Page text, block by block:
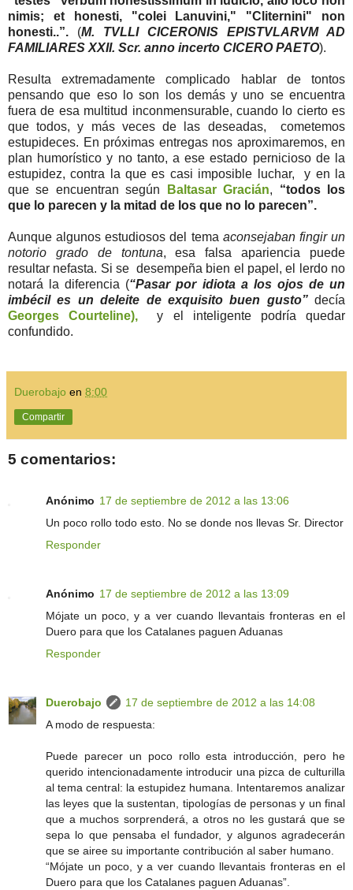
nimis; et honesti, "colei Lanuvini," "Cliternini" non
honesti..”. (M. TVLLI CICERONIS EPISTVLARVM AD
FAMILIARES XXII. Scr. anno incerto CICERO PAETO).
Resulta extremadamente complicado hablar de tontos
pensando que eso lo son los demás y uno se encuentra
fuera de esa multitud inconmensurable, cuando lo cierto es
que todos, y más veces de las deseadas, cometemos
estupideces. En próximas entregas nos aproximaremos, en
plan humorístico y no tanto, a ese estado pernicioso de la
estupidez, contra la que es casi imposible luchar, y en la
que se encuentran según
Baltasar Gracián, “todos los
que lo parecen y la mitad de los que no lo parecen”.
Aunque algunos estudiosos del tema aconsejaban fingir un
notorio grado de tontuna, esa falsa apariencia puede
resultar nefasta. Si se desempeña bien el papel, el lerdo no
notará la diferencia (“Pasar por idiota a los ojos de un
imbécil es un deleite de exquisito buen gusto”decía
Georges Courteline),
y el inteligente podría quedar
confundido.
Duerobajo en 8:00
Compartir
5 comentarios:
Anónimo 17 de septiembre de 2012 a las 13:06
Un poco rollo todo esto. No se donde nos llevas Sr. Director
Responder
Anónimo 17 de septiembre de 2012 a las 13:09
Mójate un poco, y a ver cuando llevantais fronteras en el
Duero para que los Catalanes paguen Aduanas
Responder
Duerobajo
17 de septiembre de 2012 a las 14:08
A modo de respuesta:
Puede parecer un poco rollo esta introducción, pero he
querido intencionadamente introducir una pizca de culturilla
al tema central: la estupidez humana. Intentaremos analizar
las leyes que la sustentan, tipologías de personas y un final
que a muchos sorprenderá, a otros no les gustará que se
sepa lo que pensaba el fundador, y algunos agradecerán
que se airee su importante contribución al saber humano.
“Mójate un poco, y a ver cuando llevantais fronteras en el
Duero para que los Catalanes paguen Aduanas”.